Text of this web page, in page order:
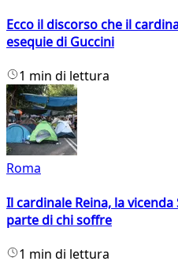
Ecco il discorso che il
esequie di Guccini
1 min di lettura
Roma
Il cardinale Reina, la
parte di chi soffre
1 min di lettura